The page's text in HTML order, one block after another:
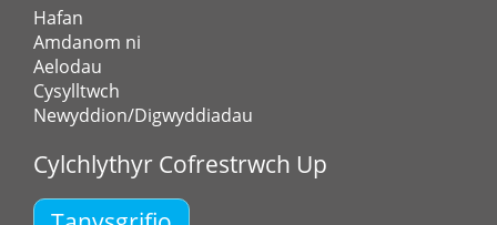
Hafan
Amdanom ni
Aelodau
Cysylltwch
Newyddion/Digwyddiadau
Cylchlythyr Cofrestrwch Up